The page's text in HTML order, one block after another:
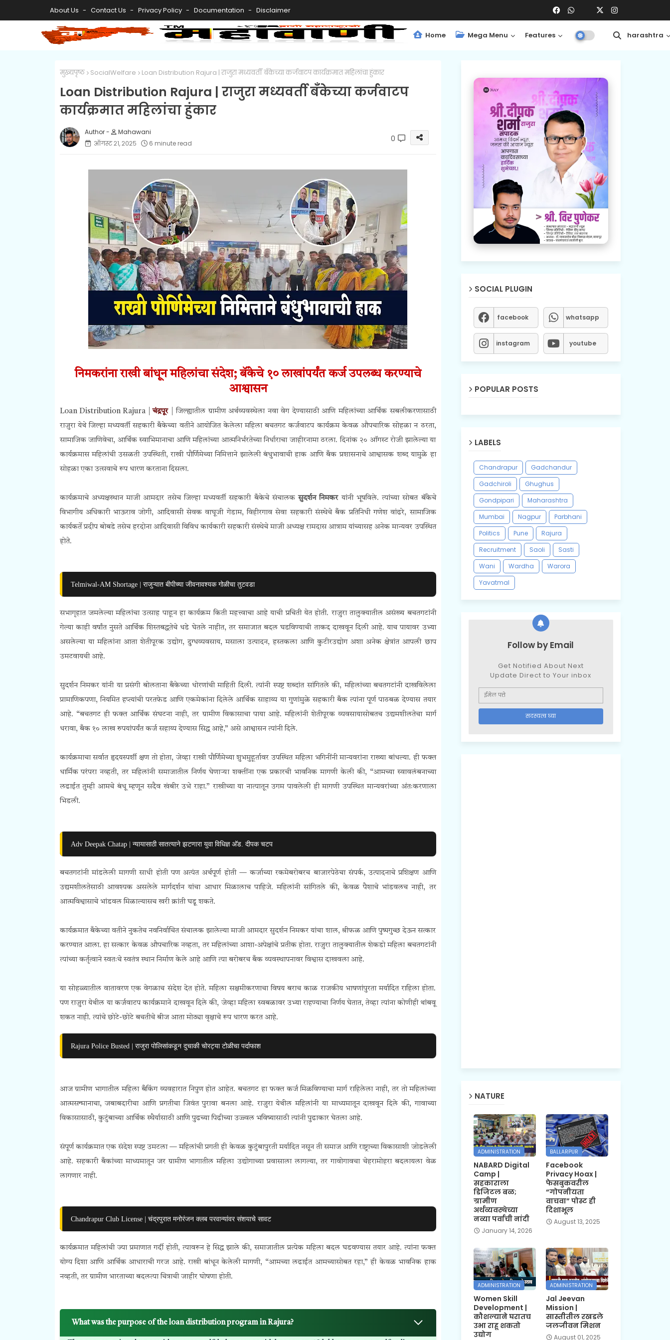
About Us Contact Us Privacy Policy Documentation Disclaimer
Home Mega Menu Features Central Maharashtra
मुख्यपृष्ठ SocialWelfare Loan Distribution Rajura | राजुरा मध्यवर्ती बॅंकेच्या कर्जवाटप कार्यक्रमात महिलांचा हुंकार
Loan Distribution Rajura | राजुरा मध्यवर्ती बॅंकेच्या कर्जवाटप
कार्यक्रमात महिलांचा हुंकार
Mahawani
ऑगस्ट २१, २०२५
6 minute read 0
निमकरांना राखी बांधून महिलांचा संदेश; बॅंकेचे १० लाखांपर्यंत कर्ज उपलब्ध करण्याचे
आश्वासन
Loan Distribution Rajura |चंद्रपूर| जिल्ह्यातील ग्रामीण अर्थव्यवस्थेला नवा वेग देण्यासाठी आणि महिलांच्या आर्थिक सबलीकरणासाठी
राजुरा येथे जिल्हा मध्यवर्ती सहकारी बँकेच्या वतीने आयोजित केलेला महिला बचतगट कर्जवाटप कार्यक्रम केवळ औपचारिक सोहळा न ठरता,
सामाजिक जाणिवेचा, आर्थिक स्वाभिमानाचा आणि महिलांच्या आत्मनिर्भरतेच्या निर्धाराचा जाहीरनामा ठरला. दिनांक २० ऑगस्ट रोजी झालेल्या या
कार्यक्रमास महिलांची उसळती उपस्थिती, राखी पौर्णिमेच्या निमित्ताने झालेली बंधुभावाची हाक आणि बँक प्रशासनाचे आश्वासक शब्द यामुळे हा
सोहळा एका उत्सवाचे रूप धारण करताना दिसला.
कार्यक्रमाचे अध्यक्षस्थान माजी आमदार तसेच जिल्हा मध्यवर्ती सहकारी बँकेचे संचालक सुदर्शन निमकरयांनी भूषविले. त्यांच्या सोबत बॅंकेचे
विभागीय अधिकारी भाऊराव जोगी, आदिवासी सेवक वाघूजी गेडाम, विहीरगाव सेवा सहकारी संस्थेचे बँक प्रतिनिधी गणेश वांढरे, सामाजिक
कार्यकर्ते प्रदीप बोबडे तसेच हरदोना आदिवासी विविध कार्यकारी सहकारी संस्थेचे माजी अध्यक्ष रामदास आत्राम यांच्यासह अनेक मान्यवर उपस्थित
होते.
Telmiwal-AM Shortage | राजुऱ्यात बीपीच्या जीवनावश्यक गोळीचा तुटवडा
सभागृहात जमलेल्या महिलांचा उत्साह पाहून हा कार्यक्रम किती महत्त्वाचा आहे याची प्रचिती येत होती. राजुरा तालुक्यातील असंख्य बचतगटांनी
गेल्या काही वर्षांत नुसते आर्थिक शिस्तबद्धतेचे धडे घेतले नाहीत, तर समाजात बदल घडविण्याची ताकद दाखवून दिली आहे. याच पायावर उभ्या
असलेल्या या महिलांना आता शेतीपूरक उद्योग, दुग्धव्यवसाय, मसाला उत्पादन, हस्तकला आणि कुटीरउद्योग अशा अनेक क्षेत्रांत आपली छाप
उमटवायची आहे.
सुदर्शन निमकर यांनी या प्रसंगी बोलताना बँकेच्या धोरणांची माहिती दिली. त्यांनी स्पष्ट शब्दांत सांगितले की, महिलांच्या बचतगटांनी दाखविलेला
प्रामाणिकपणा, नियमित हप्त्यांची परतफेड आणि एकमेकांना दिलेले आर्थिक साहाय्य या गुणांमुळे सहकारी बँक त्यांना पूर्ण पाठबळ देण्यास तयार
आहे. “बचतगट ही फक्त आर्थिक संघटना नाही, तर ग्रामीण विकासाचा पाया आहे. महिलांनी शेतीपूरक व्यवसायासोबतच उद्यमशीलतेचा मार्ग
धरावा, बँक १० लाख रुपयांपर्यंत कर्ज सहाय्य देण्यास सिद्ध आहे,” असे आश्वासन त्यांनी दिले.
कार्यक्रमाचा सर्वात हृदयस्पर्शी क्षण तो होता, जेव्हा राखी पौर्णिमेच्या शुभमुहूर्तावर उपस्थित महिला भगिनींनी मान्यवरांना राख्या बांधल्या. ही फक्त
धार्मिक परंपरा नव्हती, तर महिलांनी समाजातील निर्णय घेणाऱ्या शक्तींना एक प्रकारची भावनिक मागणी केली की, “आमच्या स्वावलंबनाच्या
लढाईत तुम्ही आमचे बंधू म्हणून सदैव खंबीर उभे राहा.” राखीच्या या नात्यातून उगम पावलेली ही मागणी उपस्थित मान्यवरांच्या अंतःकरणाला
भिडली.
Adv Deepak Chatap | न्यायासाठी सातत्याने झटणारा युवा विधिज्ञ अ‍ॅड. दीपक चटप
बचतगटांनी मांडलेली मागणी साधी होती पण अत्यंत अर्थपूर्ण होती — कर्जाच्या रकमेबरोबरच बाजारपेठेचा संपर्क, उत्पादनाचे प्रशिक्षण आणि
उद्यमशीलतेसाठी आवश्यक असलेले मार्गदर्शन यांचा आधार मिळालाच पाहिजे. महिलांनी सांगितले की, केवळ पैशाचे भांडवलच नाही, तर
आत्मविश्वासाचे भांडवल मिळाल्यासच खरी क्रांती घडू शकते.
कार्यक्रमात बँकेच्या वतीने नुकतेच नवनिर्वाचित संचालक झालेल्या माजी आमदार सुदर्शन निमकर यांचा शाल, श्रीफळ आणि पुष्पगुच्छ देऊन सत्कार
करण्यात आला. हा सत्कार केवळ औपचारिक नव्हता, तर महिलांच्या आशा-अपेक्षांचे प्रतीक होता. राजुरा तालुक्यातील शेकडो महिला बचतगटांनी
त्यांच्या कर्तृत्वाने स्वतःचे स्वतंत्र स्थान निर्माण केले आहे आणि त्या बरोबरच बँक व्यवस्थापनावर विश्वास दाखवला आहे.
या सोहळ्यातील वातावरण एक वेगळाच संदेश देत होते. महिला सक्षमीकरणाचा विषय बराच काळ राजकीय भाषणांपुरता मर्यादित राहिला होता.
पण राजुरा येथील या कर्जवाटप कार्यक्रमाने दाखवून दिले की, जेव्हा महिला स्वबळावर उभ्या राहण्याचा निर्णय घेतात, तेव्हा त्यांना कोणीही थांबवू
शकत नाही. त्यांचे छोटे-छोटे बचतीचे बीज आता मोठ्या वृक्षाचे रूप धारण करत आहे.
Rajura Police Busted | राजुरा पोलिसांकडून दुचाकी चोरट्या टोळीचा पर्दाफाश
आज ग्रामीण भागातील महिला बँकिंग व्यवहारात निपुण होत आहेत. बचतगट हा फक्त कर्ज मिळविण्याचा मार्ग राहिलेला नाही, तर तो महिलांच्या
आत्मसन्मानाचा, जबाबदारीचा आणि प्रगतीचा जिवंत पुरावा बनला आहे. राजुरा येथील महिलांनी या माध्यमातून दाखवून दिले की, गावाच्या
विकासासाठी, कुटुंबाच्या आर्थिक स्थैर्यासाठी आणि पुढच्या पिढीच्या उज्ज्वल भविष्यासाठी त्यांनी पुढाकार घेतला आहे.
संपूर्ण कार्यक्रमात एक संदेश स्पष्ट उमटला — महिलांची प्रगती ही केवळ कुटुंबापुरती मर्यादित नसून ती समाज आणि राष्ट्राच्या विकासाशी जोडलेली
आहे. सहकारी बँकांच्या माध्यमातून जर ग्रामीण भागातील महिला उद्योगाच्या प्रवासाला लागल्या, तर गावोगावचा चेहरामोहरा बदलायला वेळ
लागणार नाही.
Chandrapur Club License | चंद्रपुरात मनोरंजन क्लब परवान्यांवर संशयाचे सावट
कार्यक्रमात महिलांची ज्या प्रमाणात गर्दी होती, त्यावरून हे सिद्ध झाले की, समाजातील प्रत्येक महिला बदल घडवण्यास तयार आहे. त्यांना फक्त
योग्य दिशा आणि आर्थिक आधाराची गरज आहे. राखी बांधून केलेली मागणी, “आमच्या लढाईत आमच्यासोबत रहा,” ही केवळ भावनिक हाक
नव्हती, तर ग्रामीण भारताच्या बदलत्या चित्राची जाहीर घोषणा होती.
What was the purpose of the loan distribution program in Rajura?
SOCIAL PLUGIN
facebook whatsapp
instagram youtube
POPULAR POSTS
LABELS
Chandrapur
Gadchandur
Gadchiroli
Ghughus
Gondpipari
Maharashtra
Mumbai
Nagpur
Parbhani
Politics
Pune
Rajura
Recruitment
Saoli
Sasti
Wani
Wardha
Warora
Yavatmal
Follow by Email
Get Notified About Next
Update Direct to Your inbox
NATURE
ADMINISTRATION
NABARD Digital
Camp |
सहकाराला
डिजिटल बळ;
ग्रामीण
अर्थव्यवस्थेच्या
नव्या पर्वाची नांदी
January 14, 2026
BALLARPUR
Facebook
Privacy Hoax |
फेसबुकवरील
“गोपनीयता
वाचवा” पोस्ट ही
दिशाभूल
August 13, 2025
ADMINISTRATION
Women Skill
Development |
कौशल्याने घरातच
उभा राहू शकतो
उद्योग
ADMINISTRATION
Jal Jeevan
Mission |
सास्तीतील रखडले
जलजीवन मिशन
August 01, 2025